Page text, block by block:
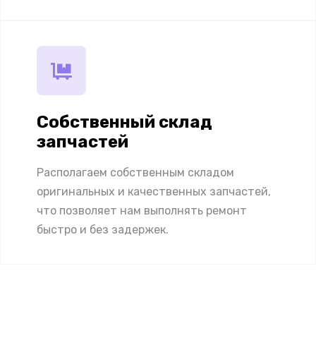
Собственный склад
запчастей
Располагаем собственным складом
оригинальных и качественных запчастей,
что позволяет нам выполнять ремонт
быстро и без задержек.